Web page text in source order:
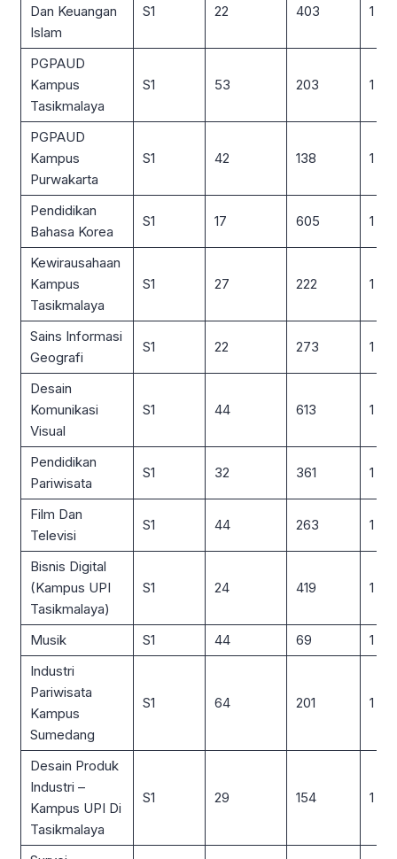
Dan Keuangan
Islam
S1 22 403 1 : 18
PGPAUD
Kampus
Tasikmalaya
S1 53 203 1 : 4
PGPAUD
Kampus
Purwakarta
S1 42 138 1 : 3
Pendidikan
Bahasa Korea
S1 17 605 1 :
Kewirausahaan
Kampus
Tasikmalaya
S1 27 222 1 : 8
Sains Informasi
Geografi
S1 22 273 1 : 12
Desain
Komunikasi
Visual
S1 44 613 1 : 14
Pendidikan
Pariwisata
S1 32 361 1 : 11
Film Dan
Televisi
S1 44 263 1 : 6
Bisnis Digital
(Kampus UPI
Tasikmalaya)
S1 24 419 1 : 17
Musik S1 44 69
1 : 2
Industri
Pariwisata
Kampus
Sumedang
S1 64 201 1 : 3
Desain Produk
Industri –
Kampus UPI Di
Tasikmalaya
S1 29 154 1 : 5